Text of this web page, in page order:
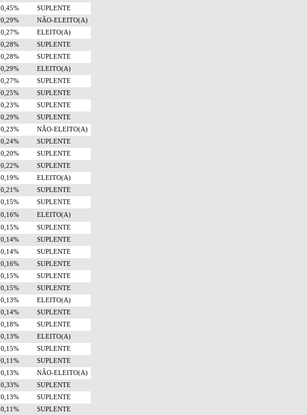
0,45%
SUPLENTE
0,29%
NÃO-ELEITO(A)
0,27%
ELEITO(A)
0,28%
SUPLENTE
0,28%
SUPLENTE
0,29%
ELEITO(A)
0,27%
SUPLENTE
0,25%
SUPLENTE
0,23%
SUPLENTE
0,29%
SUPLENTE
0,23%
NÃO-ELEITO(A)
0,24%
SUPLENTE
0,20%
SUPLENTE
0,22%
SUPLENTE
0,19%
ELEITO(A)
0,21%
SUPLENTE
0,15%
SUPLENTE
0,16%
ELEITO(A)
0,15%
SUPLENTE
0,14%
SUPLENTE
0,14%
SUPLENTE
0,16%
SUPLENTE
0,15%
SUPLENTE
0,15%
SUPLENTE
0,13%
ELEITO(A)
0,14%
SUPLENTE
0,18%
SUPLENTE
0,13%
ELEITO(A)
0,15%
SUPLENTE
0,11%
SUPLENTE
0,13%
NÃO-ELEITO(A)
0,33%
SUPLENTE
0,13%
SUPLENTE
0,11% SUPLENTE